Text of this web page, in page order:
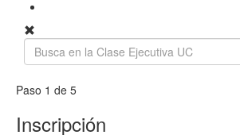
Paso 1 de 5
Inscripción